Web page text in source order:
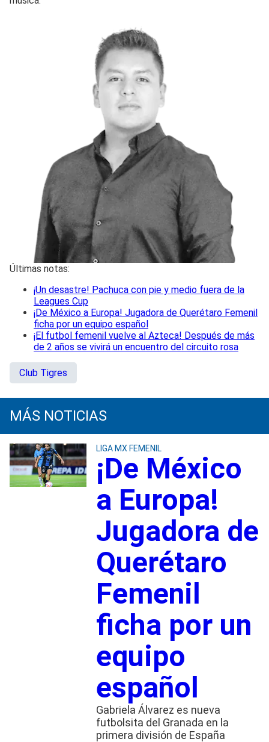
Últimas notas:
¡Un desastre! Pachuca con pie y medio fuera de la
Leagues Cup
¡De México a Europa! Jugadora de Querétaro Femenil
ficha por un equipo español
¡El futbol femenil vuelve al Azteca! Después de más
de 2 años se vivirá un encuentro del circuito rosa
Club Tigres
MÁS NOTICIAS
LIGA MX FEMENIL
¡De México
a Europa!
Jugadora de
Querétaro
Femenil
ficha por un
equipo
español
Gabriela Álvarez es nueva
futbolsita del Granada en la
primera división de España